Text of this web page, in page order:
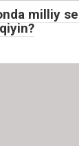
milliy